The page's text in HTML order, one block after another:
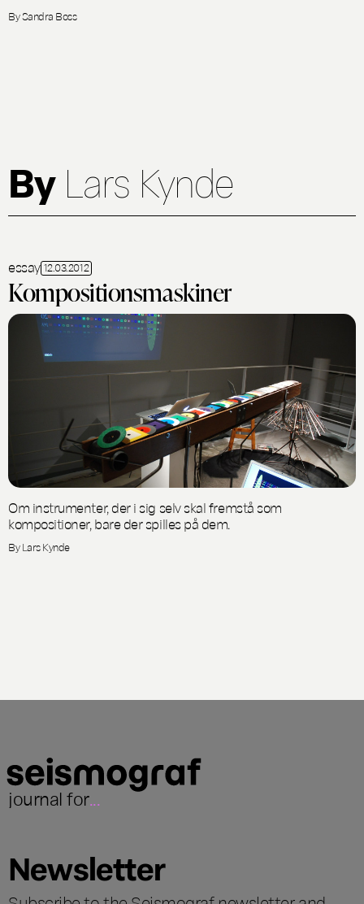
By Sandra Boss
By Lars Kynde
essay 12.03.2012
Kompositionsmaskiner
Om instrumenter, der i sig selv skal fremstå som
kompositioner, bare der spilles på dem.
By Lars Kynde
journal for...
Newsletter